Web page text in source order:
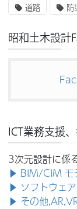
道路
防
昭和土木設計
ICT業務支援
3次元設計に係
▶ BIM/CIM モ
▶ ソフトウェ
▶ その他